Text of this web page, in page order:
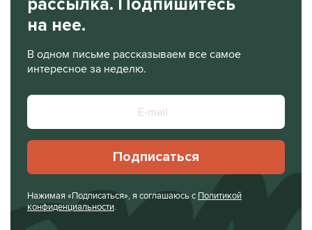
рассылка. Подпишитесь
на нее.
В одном письме рассказываем все самое
интересное за неделю.
Подписаться
Нажимая «Подписаться», я соглашаюсь с Политикой
конфиденциальности.